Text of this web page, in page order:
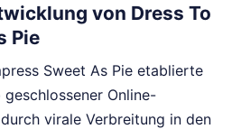
von Dress To
Pie
Sweet As Pie etablierte
Online-
virale Verbreitung in den